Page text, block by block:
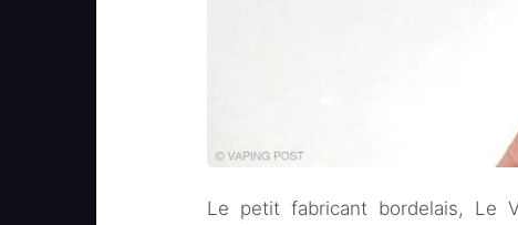
Le petit fabricant bordelais, Le